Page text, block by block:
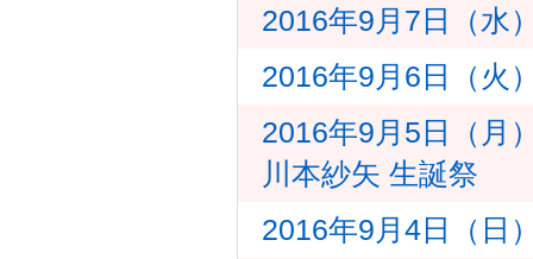
2016年9月7日（水
2016年9月6日（火
2016年9月5日（月
川本紗矢 生誕祭
2016年9月4日（日